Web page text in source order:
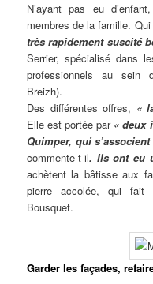
N’ayant pas eu
membres de la famille.
très rapidement suscité
Serrier, spécialisé dans
professionnels au sein
Breizh).
Des différentes offres, «
Elle est portée par « deux
Quimper, qui
commente-t-il. Ils ont eu
achètent la bâtisse aux
pierre accolée, qui fait
Bousquet.
Garder les façades,